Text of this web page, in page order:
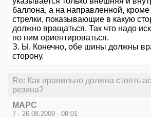
баллона, а на направленной, кроме
стрелки, показывающие в какую
должно вращаться. Так что надо
по ним ориентироваться.
З. Ы. Конечно, обе шины должны
сторону.
Re: Как правильно должна стоять
резина?
МАРС
7 - 26.08.2009 - 08:01